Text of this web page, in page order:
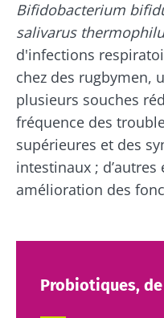
Bifidobacterium
salivarus
d'infections
chez des rugbymen,
plusieurs souches
fréquence des
supérieures et des
intestinaux ;
amélioration des
Probiotiques,
Vous êtes sur le
quitter notre site
Être redirigé
Rester sur le site
Institute
actualités sur le
Je souhaite
d'autres
J’ai lu et accepte
BMI 20-35
J’ai lu et accepte
protection des
Microbiota
* Champs obligatoires
BMI 20-35
microbiote ?